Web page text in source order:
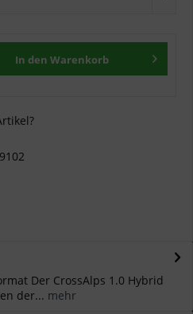
In den Warenkorb
Der CrossAlps 1.0 Hybrid
der... mehr